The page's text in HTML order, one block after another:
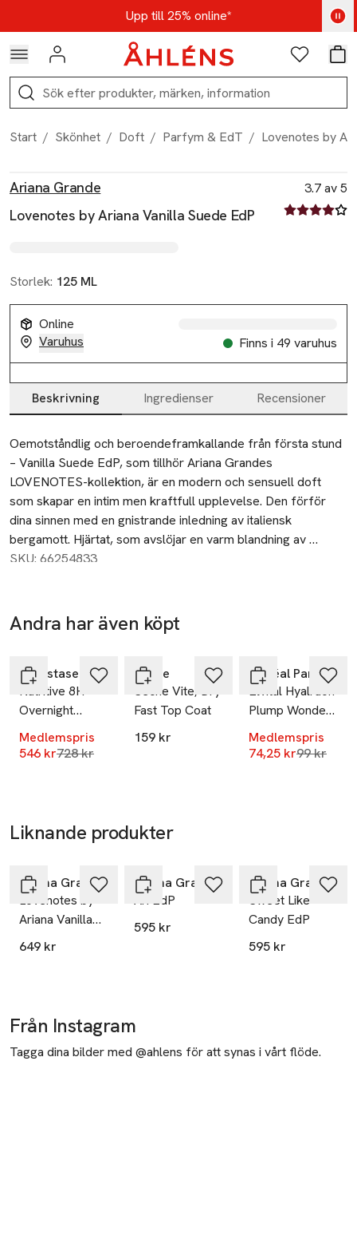
Hoppa till navigationsmenynUpp till 25% online*
Kod: AUG25 - Shoppa nu
Logga in Favoriter
Sök
Start / Skönhet / Doft / Parfym & EdT / Lovenotes by
Ariana Grande
Lovenotes by Ariana Vanilla Suede EdP
3.7 av 5
3.7 av fem
Storlek: 125 ML
Online
Varuhus
Finns i 49 varuhus
Beskrivning Ingredienser Recensioner
Beskrivning
Oemotståndlig och beroendeframkallande från första stund
– Vanilla Suede EdP, som tillhör Ariana Grandes
LOVENOTES-kollektion, är en modern och sensuell doft
som skapar en intim men kraftfull upplevelse. Den förför
dina sinnen med en gnistrande inledning av italiensk
bergamott. Hjärtat, som avslöjar en varm blandning av
rismjölk och delikat flytande mysk, lockar med inbjudande
för en oförglömlig doft som dröjer sig kvar.
• Doftfamilj: Woody Musk
• Eau de Parfum
Topp: Italiensk bergamott
Hjärta: Krämigt sandelträ, rismjölk
SKU: 66254833
Andra har även köpt
Kérastase
Nutritive 8H
Overnight
Serum
Medlemspris
546 krLägsta pris 30 dagar
728 kr
Seche
Seche Vite, Dry
Fast Top Coat
159 kr
L'Oréal Paris
Elvital Hyalruon
Plump Wonder
Water
Medlemspris
74,25 krLägsta
99 kr
Liknande produkter
Ariana Grande
Lovenotes by
Ariana Vanilla
Suede EdP
649 kr
Ariana Grande
Ari EdP
595 kr
Ariana Grande
Sweet Like
Candy EdP
595 kr
Från Instagram
Tagga dina bilder med @ahlens för att synas i vårt flöde.